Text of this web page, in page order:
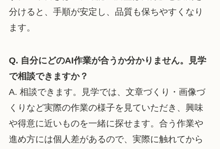
分けると、手順が安定し、品質も保ちやすくなり
ます。
Q. 自分にどのAI作業が合うか分かりません。見学
で相談できますか？
A. 相談できます。見学では、文章づくり・画像づ
くりなど実際の作業の様子を見ていただき、興味
や得意に近いものを一緒に探せます。合う作業や
進め方には個人差があるので、実際に触れてから